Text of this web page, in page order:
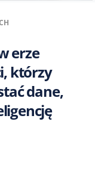
erze
którzy
dane,